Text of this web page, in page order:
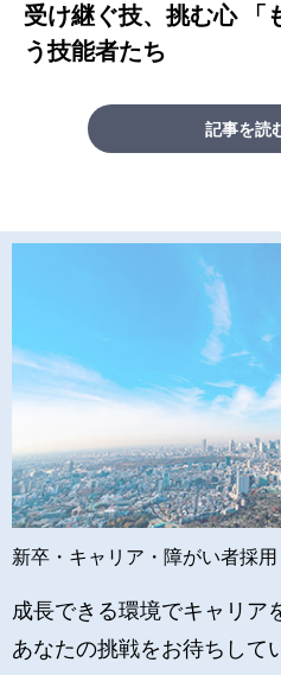
受け継ぐ技、挑む心 「
う技能者たち
記事を読
新卒・キャリア・障がい者採用
成長できる環境でキャリア
あなたの挑戦をお待ちして